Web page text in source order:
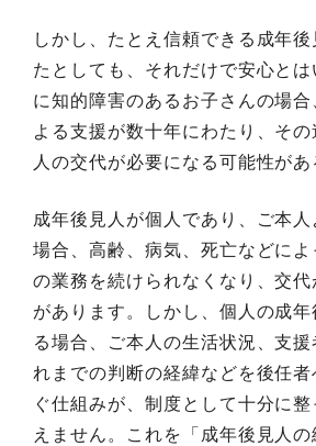
しかし、たとえ信頼できる成年
たとしても、それだけで安心と
に知的障害のあるお子さんの場
よる支援が数十年にわたり、そ
人の交代が必要になる可能性があ
成年後見人が個人であり、ご本
場合、高齢、病気、死亡などに
の業務を続けられなくなり、交代
があります。しかし、個人の成
る場合、ご本人の生活状況、支援
れまでの判断の経緯などを後任
ぐ仕組みが、制度として十分に
えません。これを「成年後見人の